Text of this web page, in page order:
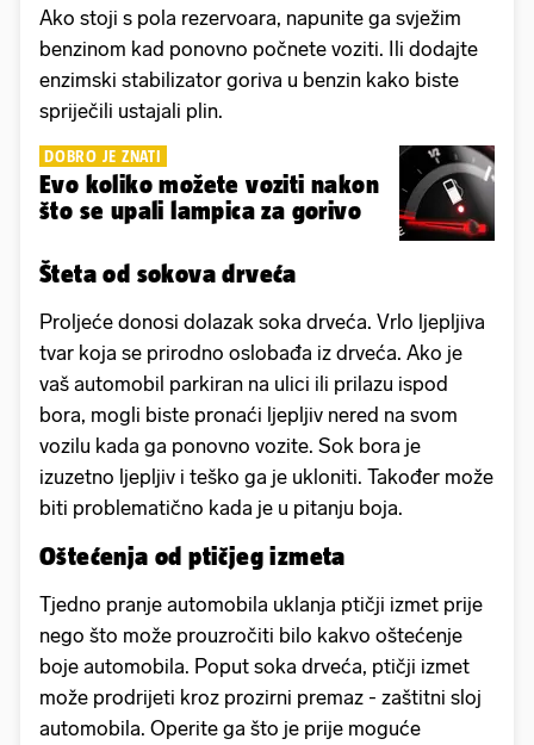
Ako stoji s pola rezervoara, napunite ga svježim
benzinom kad ponovno počnete voziti. Ili dodajte
enzimski stabilizator goriva u benzin kako biste
spriječili ustajali plin.
DOBRO JE ZNATI
Evo koliko možete voziti nakon
što se upali lampica za gorivo
Šteta od sokova drveća
Proljeće donosi dolazak soka drveća. Vrlo ljepljiva
tvar koja se prirodno oslobađa iz drveća. Ako je
vaš automobil parkiran na ulici ili prilazu ispod
bora, mogli biste pronaći ljepljiv nered na svom
vozilu kada ga ponovno vozite. Sok bora je
izuzetno ljepljiv i teško ga je ukloniti. Također može
biti problematično kada je u pitanju boja.
Oštećenja od ptičjeg izmeta
Tjedno pranje automobila uklanja ptičji izmet prije
nego što može prouzročiti bilo kakvo oštećenje
boje automobila. Poput soka drveća, ptičji izmet
može prodrijeti kroz prozirni premaz - zaštitni sloj
automobila. Operite ga što je prije moguće